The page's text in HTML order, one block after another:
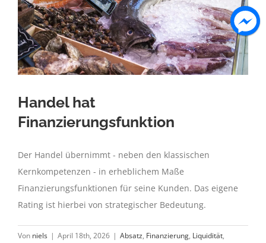
Handel hat
Finanzierungsfunktion
Der Handel übernimmt - neben den klassischen
Kernkompetenzen - in erheblichem Maße
Finanzierungsfunktionen für seine Kunden. Das eigene
Rating ist hierbei von strategischer Bedeutung.
Von niels | April 18th, 2026 | Absatz, Finanzierung, Liquidität,